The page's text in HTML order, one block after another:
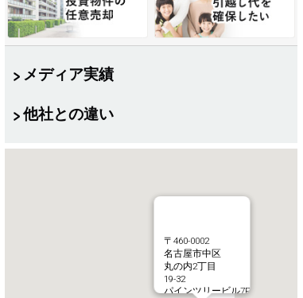
メディア実績
他社との違い
〒460-0002
名古屋市中区
丸の内2丁目
19-32
パインツリービル7F